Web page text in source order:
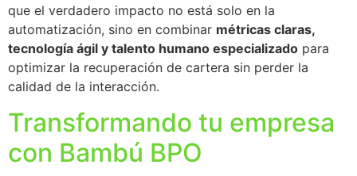
que el verdadero impacto no está solo en la
automatización, sino en combinar métricas claras,
tecnología ágil y talento humano especializado para
optimizar la recuperación de cartera sin perder la
calidad de la interacción.
Transformando tu empresa
con Bambú BPO